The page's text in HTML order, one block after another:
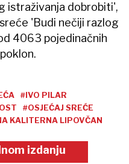
istraživanja dobrobiti',
'Budi nečiji razlog
4063 pojedinačnih
#IVO PILAR
#OSJEĆAJ SREĆE
KALITERNA LIPOVČAN
izdanju